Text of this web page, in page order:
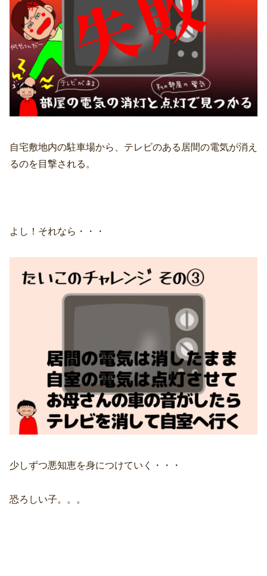
自宅敷地内の駐車場から、テレビのある居間の電気が消え
るのを目撃される。
よし！それなら・・・
少しずつ悪知恵を身につけていく・・・
恐ろしい子。。。